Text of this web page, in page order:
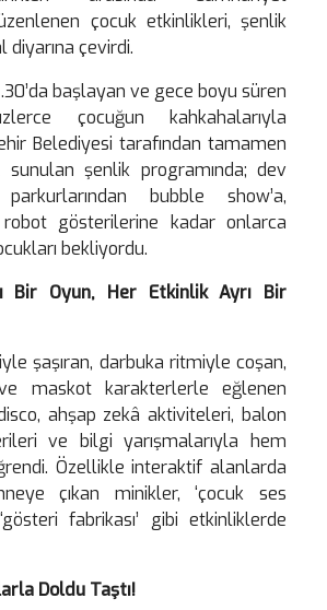
çocuk etkinlikleri, şenlik
diyarına çevirdi.
başlayan ve gece boyu süren
çocuğun kahkahalarıyla
Belediyesi tarafından tamamen
şenlik programında; dev
bubble show’a,
gösterilerine kadar onlarca
bekliyordu.
Bir Oyun, Her Etkinlik Ayrı Bir
şaşıran, darbuka ritmiyle coşan,
maskot karakterlerle eğlenen
ahşap zekâ aktiviteleri, balon
ve bilgi yarışmalarıyla hem
Özellikle interaktif alanlarda
çıkan minikler, ‘çocuk ses
fabrikası’ gibi etkinliklerde
Doldu Taştı!